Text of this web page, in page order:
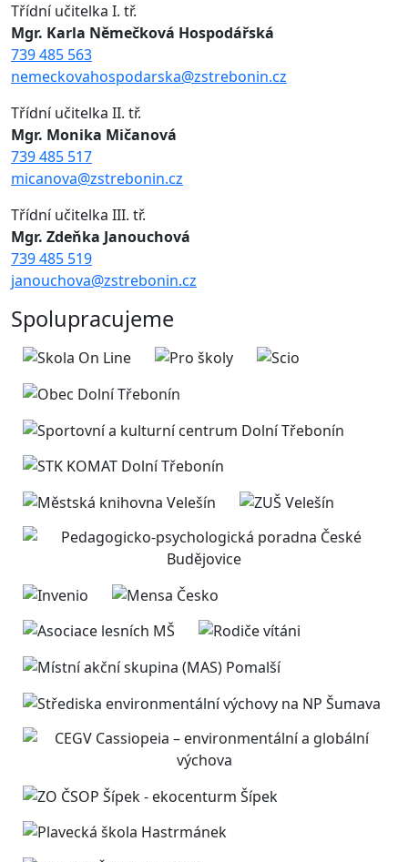
Třídní učitelka I. tř.
Mgr. Karla Němečková Hospodářská
739 485 563
nemeckovahospodarska@zstrebonin.cz
Třídní učitelka II. tř.
Mgr. Monika Mičanová
739 485 517
micanova@zstrebonin.cz
Třídní učitelka III. tř.
Mgr. Zdeňka Janouchová
739 485 519
janouchova@zstrebonin.cz
Spolupracujeme